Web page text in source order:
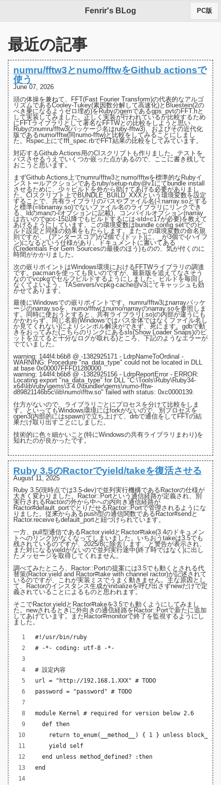
Fenrir's BLog PC版
最近の記事
numru/fftw3とnumo/fftwをGithub actionsで
使う
June 07, 2026
頭の体操を兼ねて、FFT(Fast Fourier Transform)の代表的なアルゴ
リズムであるCooley-Tukey(素因数分解して高速化)と Bluestein(2の
べき乗になるようゼロ埋め)をRubyのgemであるgps_pvtのFFT.hと
して実装してみました。正しく実装が行われているか比較するため
にFFTライブラリとして著名な FFTWとの比較をしようと思い、
Rubyのnumru/fftw3(パッケージ名はruby-fftw3)、およびその近代化
版であるnumo/fftw(同numo-fftw)と比較をしてみることにしまし
た。Rspec上にてfft_spec.rbでFFT結果の比較をしてみています。
対応するGithub Actions用のCIスクリプト も作りました。テストを
パスさせるうえでいくつか嵌った点があるので、ここに書き残して
おこうと思います。
まずGithub Actions上でnumru/fftw3とnumo/fftwを標準的なRubyイ
ンストールアクションであるruby/setup-ruby@v1にてbundle install
させるために、少々ビルドを外から助けてあげる必要がありまし
た。 CIスクリプト上でBUNDLE_BUILD_XXXという環境変数を設定
する ことで、共有ライブラリのパスやファイル名(-l:narray.soとする
と標準(=libnarray.so)でないファイル名のライブラリにリンクでき
る、
ldのmanの-lオプションに記載)、コンパイルオプション(narray
は古いのでgcc-15以降でもビルドするには-std=c17が必要)を教えて
あげるようにしています。この環境変数は bundle config setでのビ
ルド設定 と同様の効果をもたらします。またこの環境変数の命名規
則ですが、_(アンダースコア)が2個で.(ドット)に、_が3個で-(ハイフ
ン)になるという仕様があり、 ドキュメントに書いてある
(Credentials For Gem Sourcesの最後のほう)ものの、気が付くのに
時間がかかりました。
次の嵌りポイントはWindows環境におけるFFTWライブラリの調達
です。pacmanを使っても良いのですが、最新版を追えてなさそう
なのでvcpkgでセルフビルドするようにしました。ビルドを毎回し
なくてよいよう、 TAServers/vcpkg-cache@v3にてキャッシュ も効
かせてあります。
最後にWindowsでの嵌りポイントです。numru/fftw3はnarrayパッケ
ージのnarray.soを、numo/fftwはnumo/narrayのnarray.soを参照しま
す。同時に使おうとすると、共有ライブラリ(.so)の内部が違うにも
かかわらず、同じ名前(Windowsではパス全体ではなくファイル名し
か見てくれない)によりシンボル解決ができず、死にます。gdbで動
きをおってみた(こちらのリンクにあるsls(Show Loader Snaps)のビ
ットを立てると十分なログが取れる)ところ、下記のようなエラーが
でていました。
warning: 144f4:b6b8 @ -1382925171 - LdrpNameToOrdinal -
WARNING: Procedure "na_data_type" could not be located in DLL
at base 0x00007FFFD1280000.
warning: 144f4:b6b8 @ -1382925156 - LdrpReportError - ERROR:
Locating export "na_data_type" for DLL "C:\Tools\Ruby\Ruby34-
x64\lib\ruby\gems\3.4.0\bundler\gems\numo-fftw-
d89821146b5c\lib\numo\fftw.so" failed with status: 0xc0000139.
仕方がないので、ライブラリごとにプロセスを分けて比較をしま
す。といってもWindows環境にはforkがないので、別プロセスを
open3(内部的にはspawn)で立ち上げて、drbで通信をしてFFTの結
果だけ取り出す ことにしました。
技術的に色々細かいこと(特にWindowsの共有ライブラリまわり)を
知れたのが良かったです。
Ruby 3.5のRactorでyield/takeを復活させる
August 11, 2025
Ruby 3.5(現時点では3.5-dev)で並列実行機構であるRactorの仕様が
大きく変わりました。 Ractor::Portという通信経路が定義され、別
実行されるRactorの外から中への内向き通信経路が
Ractor#default_portでとりだせるRactor::Portで管理されるようにな
りました。従来からあるpush型の通信関数である Ractor#send と
Ractor.receiveもdefault_portと紐づけられています。
一方、pull型通信である Ractor.yield と Ractor#take(3.4のドキュメン
トへのリンク)がなくなってしまいました。いちおうtakeは3.5でも
残されているのですが、 2025/8に除去します、と警告が表示され、
また対になるyieldがないので並列実行途中(終了時ではなく)に出し
たメッセージを取得してくれません。
調べてみたところ、Ractor::Portの提案には3.5でも動くとされる代
替策(Ractor.yield and Ractor#take with channel ractor)が記述されて
いるのですが、これが実装ミスでうまく動きません。主な原因とし
て、Ractorのインスタンス生成がinitializeを呼び出さずnewだけで定
義されている ことによるものと思われます。
そこでRactor.yieldとRactor#takeを3.5でも動くようにしてみまし
た。newされるときに外向きの通信経路をRactor::Portで新たに追加
してあげています。またRactor#monitorで終了を監視するようにし
ました。
#!/usr/bin/ruby
# -*- coding: utf-8 -*-
# 設定内容
url = "http://192.168.1.XXX" # TODO
password = "password" # TODO
module Kernel # required for version below 2.6
  def then
return to_enum(__method__) { 1 } unless
    yield self
  end unless method_defined? :then
end